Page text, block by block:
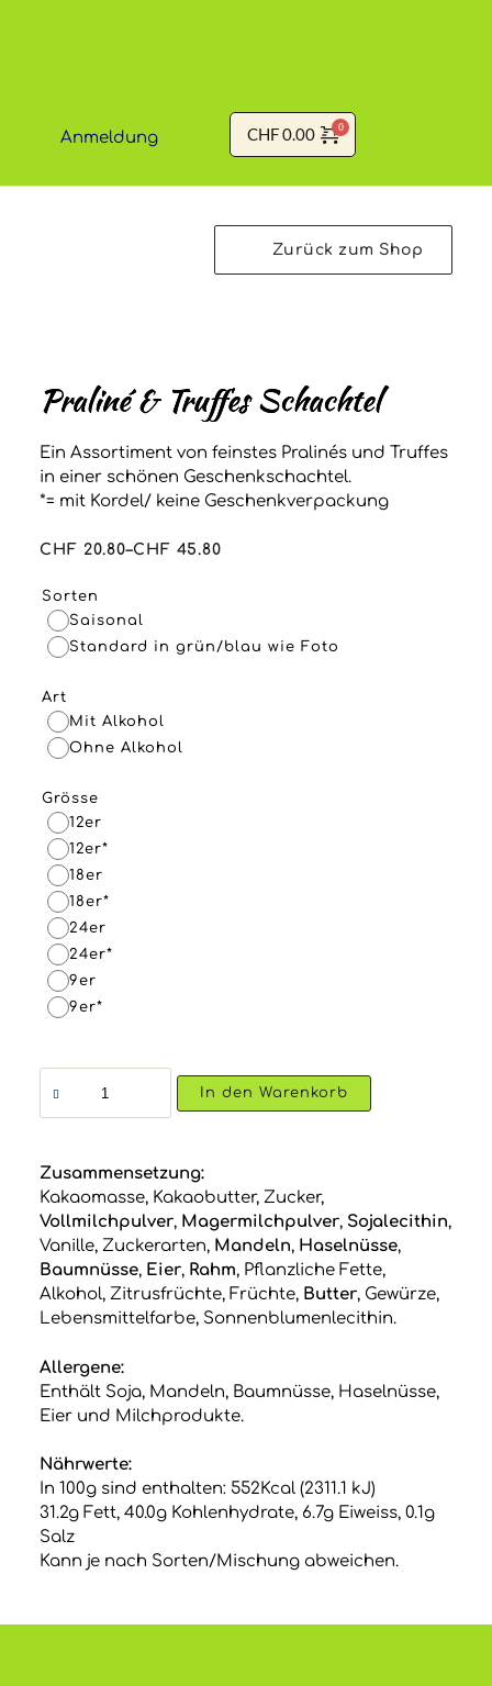
Anmeldung CHF0.00
Zurück zum Shop
Praliné & Truffes Schachtel
Ein Assortiment von feinstes Pralinés und Truffes
in einer schönen Geschenkschachtel.
*= mit Kordel/ keine Geschenkverpackung
CHF 20.80–CHF 45.80
CHF 20.80
bis
CHF 45.80
Sorten
Saisonal
Standard in grün/blau wie Foto
Art
Mit Alkohol
Ohne Alkohol
Grösse
12er
12er*
18er
18er*
24er
24er*
9er
9er*
Praliné
Truffes
In den Warenkorb
Zusammensetzung:
Kakaomasse, Kakaobutter, Zucker,
Vollmilchpulver, Magermilchpulver, Sojalecithin,
Vanille, Zuckerarten, Mandeln, Haselnüsse,
Baumnüsse, Eier, Rahm, Pflanzliche Fette,
Alkohol, Zitrusfrüchte, Früchte, Butter, Gewürze,
Lebensmittelfarbe, Sonnenblumenlecithin.
Allergene:
Enthält Soja, Mandeln, Baumnüsse, Haselnüsse,
Eier und Milchprodukte.
Nährwerte:
In 100g sind enthalten: 552Kcal (2311.1 kJ)
31.2g Fett, 40.0g Kohlenhydrate, 6.7g Eiweiss, 0.1g
Salz
Kann je nach Sorten/Mischung abweichen.